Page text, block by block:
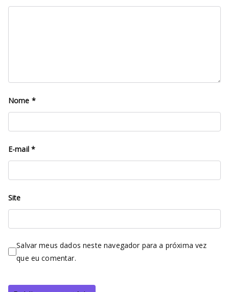
Nome *
E-mail*
Site
Salvar meus dados neste navegador para a próxima vez
que eu comentar.